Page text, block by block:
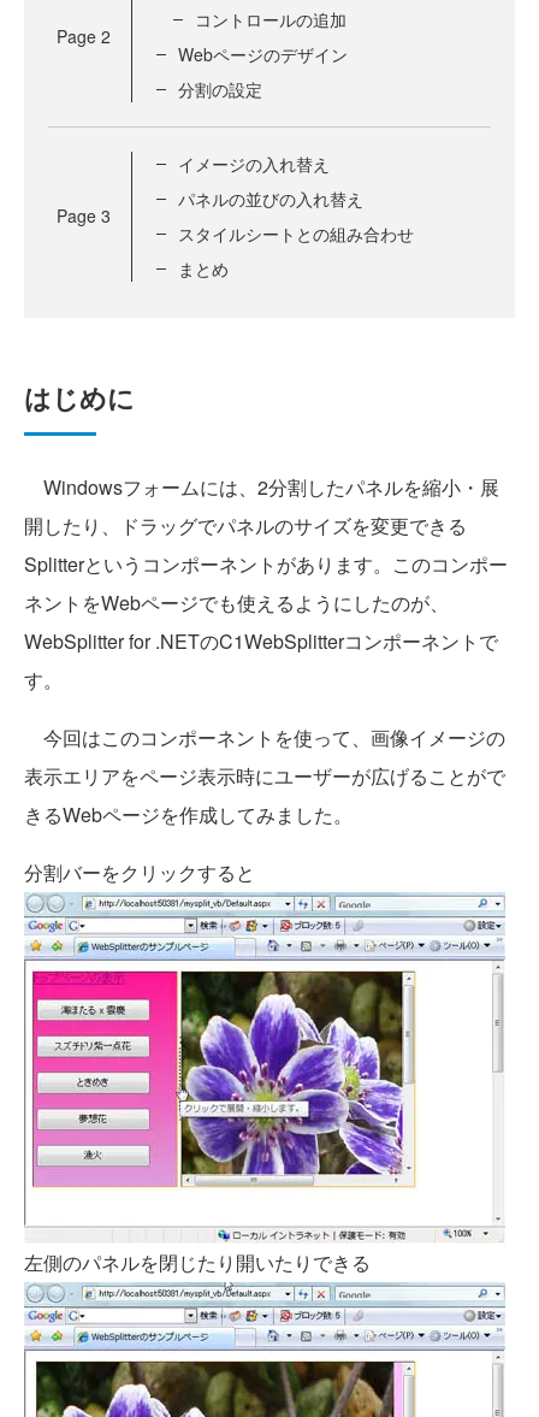
Page 2
コントロールの追加
Webページのデザイン
分割の設定
Page 3
イメージの入れ替え
パネルの並びの入れ替え
スタイルシートとの組み合わせ
まとめ
はじめに
Windowsフォームには、2分割したパネルを縮小・展
開したり、ドラッグでパネルのサイズを変更できる
Splitterというコンポーネントがあります。このコンポー
ネントをWebページでも使えるようにしたのが、
WebSplitter for .NETのC1WebSplitterコンポーネントで
す。
今回はこのコンポーネントを使って、画像イメージの
表示エリアをページ表示時にユーザーが広げることがで
きるWebページを作成してみました。
分割バーをクリックすると
左側のパネルを閉じたり開いたりできる